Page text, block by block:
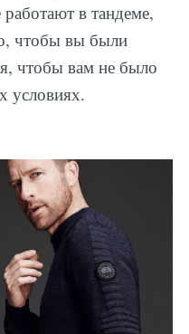
в тандеме,
чтобы вы были
чтобы вам не было
условиях.